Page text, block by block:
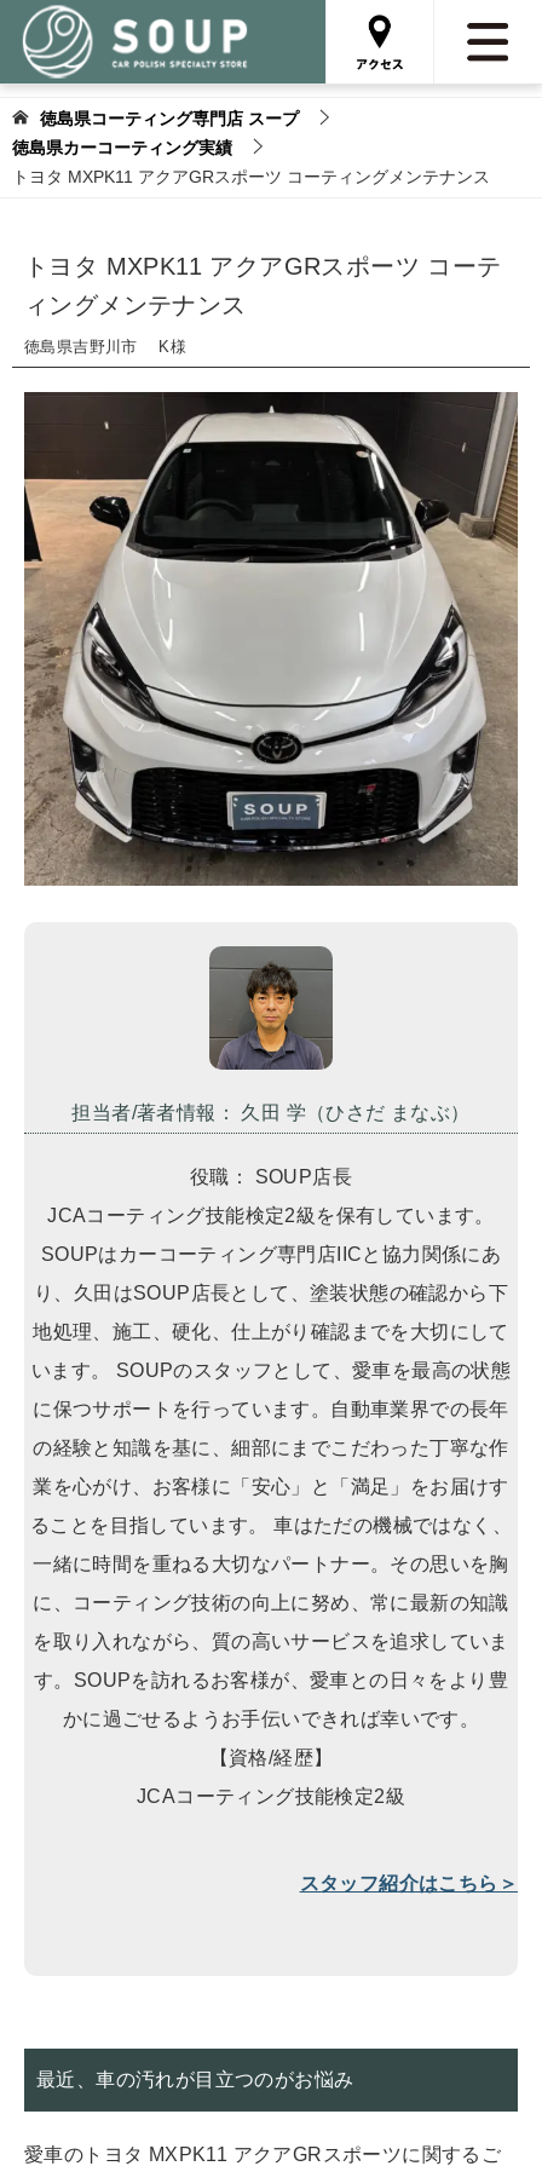
徳島県コーティング専門店 スープ
徳島県カーコーティング実績
トヨタ MXPK11 アクアGRスポーツ コーティングメンテナンス
トヨタ MXPK11 アクアGRスポーツ コーテ
ィングメンテナンス
徳島県吉野川市 K様
担当者/著者情報： 久田 学（ひさだ まなぶ）
役職： SOUP店長
JCAコーティング技能検定2級を保有しています。
SOUPはカーコーティング専門店IICと協力関係にあ
り、久田はSOUP店長として、塗装状態の確認から下
地処理、施工、硬化、仕上がり確認までを大切にして
います。 SOUPのスタッフとして、愛車を最高の状態
に保つサポートを行っています。自動車業界での長年
の経験と知識を基に、細部にまでこだわった丁寧な作
業を心がけ、お客様に「安心」と「満足」をお届けす
ることを目指しています。 車はただの機械ではなく、
一緒に時間を重ねる大切なパートナー。その思いを胸
に、コーティング技術の向上に努め、常に最新の知識
を取り入れながら、質の高いサービスを追求していま
す。SOUPを訪れるお客様が、愛車との日々をより豊
かに過ごせるようお手伝いできれば幸いです。
【資格/経歴】
JCAコーティング技能検定2級
スタッフ紹介はこちら＞
最近、車の汚れが目立つのがお悩み
愛車のトヨタ MXPK11 アクアGRスポーツに関するご